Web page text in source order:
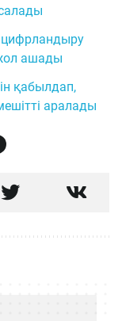
цифрландыру
ашады
қабылдап,
аралады